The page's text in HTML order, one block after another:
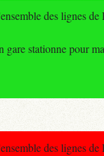
des lignes de
stationne pour
des lignes de